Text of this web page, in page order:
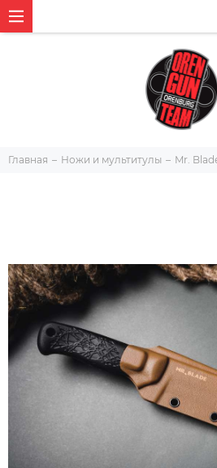
Главная Ножи и мультитулы Mr.